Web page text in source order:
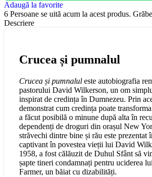
Adaugă la favorite
6 Persoane se uită acum la acest produs.
Descriere
Crucea și pumnalul
Crucea și pumnalul este autobiografia
pastorului David Wilkerson, un om
inspirat de credința în Dumnezeu. Prin
demonstrat cum credința poate
a făcut posibilă o minune după alta în
dependenți de droguri din orașul New
străvechi dintre bine și rău este prezentat
captivant în povestea vieții lui David
1958, a fost călăuzit de Duhul Sfânt să
șapte tineri condamnați pentru uciderea
Farmer, un băiat cu dizabilități.